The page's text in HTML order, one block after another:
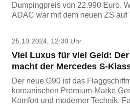
Dumpingpreis von 22.990 Euro.
ADAC war mit dem neuen ZS auf
25.10.2024, 12:30 Uhr
Viel Luxus für viel Geld:
macht der Mercedes S-
Der neue G90 ist das
koreanischen Premium-Marke
Komfort und moderner Technik.